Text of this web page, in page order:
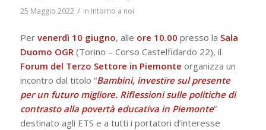
25 Maggio 2022 / in Intorno a noi
Per venerdì 10 giugno, alle ore 10.00 presso la Sala
Duomo OGR(Torino – Corso Castelfidardo 22), il
Forum del Terzo Settore in Piemonte organizza un
incontro dal titolo “Bambini, investire sul presente
per un futuro migliore. Riflessioni sulle politiche di
contrasto alla povertà educativa in Piemonte”
destinato agli ETS e a tutti i portatori d’interesse